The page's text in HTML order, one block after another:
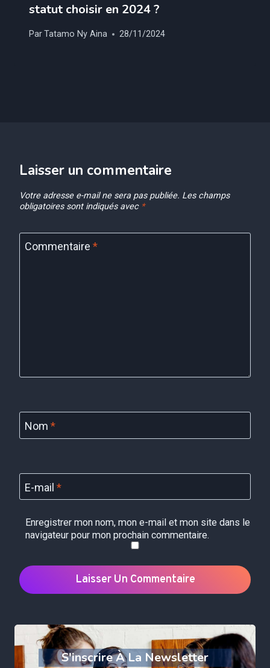
statut choisir en 2024 ?
ParTatamo Ny Aina 28/11/2024
Laisser un commentaire
Votre adresse e-mail ne sera pas publiée. Les champs
obligatoires sont indiqués avec *
Commentaire *
Nom *
E-mail *
Enregistrer mon nom, mon e-mail et mon site dans le
navigateur pour mon prochain commentaire.
S'inscrire À La Newsletter